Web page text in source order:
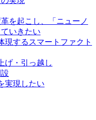
を起こし、「ニューノ
いきたい
現するスマートファクト
げ・引っ越し
実現したい